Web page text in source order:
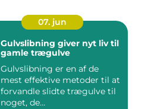
07. jun
Gulvslibning giver nyt liv til
gamle trægulve
Gulvslibning er en af de
mest effektive metoder til at
forvandle slidte trægulve til
noget, de...